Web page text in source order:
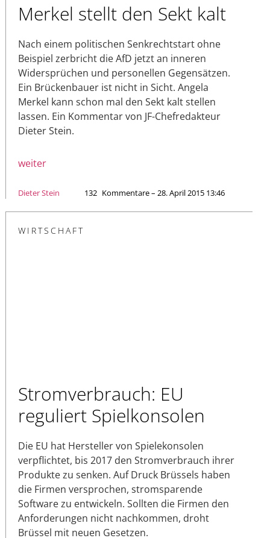
Merkel stellt den Sekt kalt
Nach einem politischen Senkrechtstart ohne
Beispiel zerbricht die AfD jetzt an inneren
Widersprüchen und personellen Gegensätzen.
Ein Brückenbauer ist nicht in Sicht. Angela
Merkel kann schon mal den Sekt kalt stellen
lassen. Ein Kommentar von JF-Chefredakteur
Dieter Stein.
weiter
Dieter Stein 132 Kommentare – 28. April 2015 13:46
WIRTSCHAFT
Stromverbrauch: EU
reguliert Spielkonsolen
Die EU hat Hersteller von Spielekonsolen
verpflichtet, bis 2017 den Stromverbrauch ihrer
Produkte zu senken. Auf Druck Brüssels haben
die Firmen versprochen, stromsparende
Software zu entwickeln. Sollten die Firmen den
Anforderungen nicht nachkommen, droht
Brüssel mit neuen Gesetzen.